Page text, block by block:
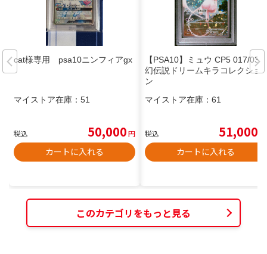
cat様専用 psa10ニンフィアgx
マイストア在庫： 51
税込 50,000円
カートに入れる
【PSA10】ミュウ CP5 017/036
幻伝説ドリームキラコレクショ
ン
マイストア在庫： 61
税込 51,000
カートに入れる
このカテゴリをもっと見る